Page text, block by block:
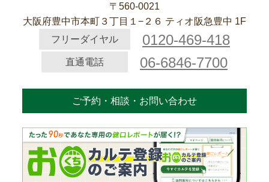
〒560-0021
大阪府豊中市本町３丁目１−２６ ティオ阪急豊中 1F
フリーダイヤル
0120-469-418
直通電話 06-6846-7700
ご予約・相談・お問い合わせ